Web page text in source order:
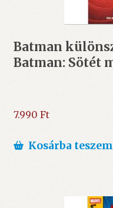
Batman
Batman: Sötét
7.990 Ft
Kosárba teszem